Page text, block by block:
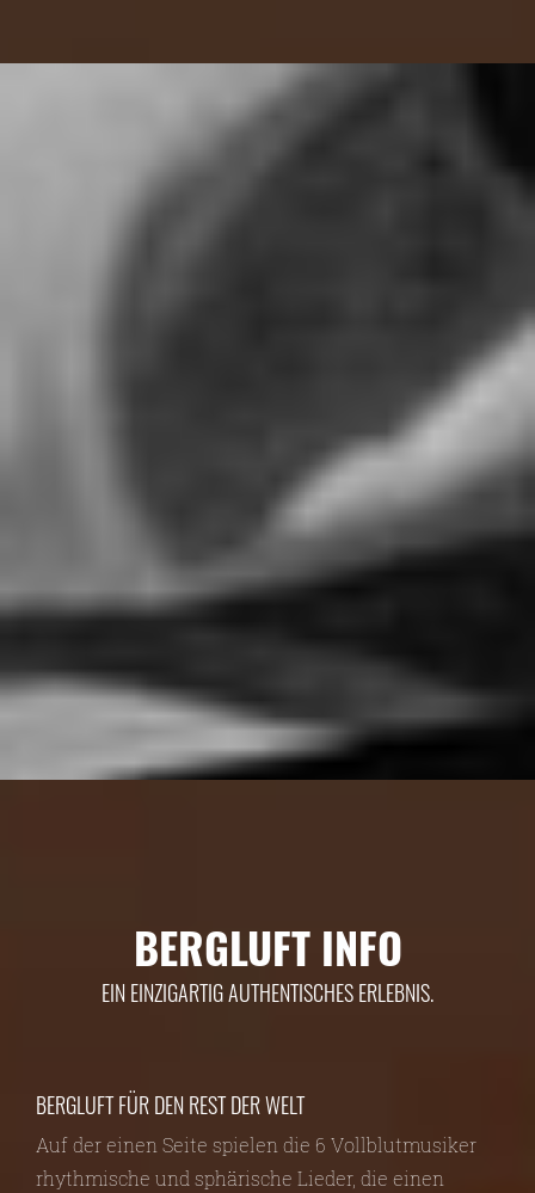
BERGLUFT INFO
EIN EINZIGARTIG AUTHENTISCHES ERLEBNIS.
BERGLUFT FÜR DEN REST DER WELT
Auf der einen Seite spielen die 6 Vollblutmusiker
rhythmische und sphärische Lieder, die einen